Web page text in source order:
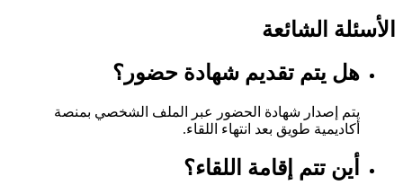
الأسئلة الشائعة
هل يتم تقديم شهادة حضور؟
يتم إصدار شهادة الحضور عبر الملف الشخصي بمنصة
أكاديمية طويق بعد انتهاء اللقاء.
أين تتم إقامة اللقاء؟